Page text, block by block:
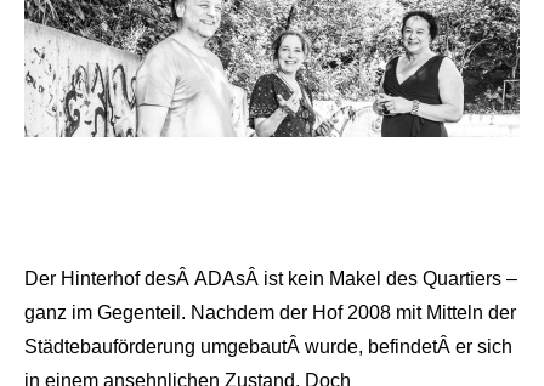
Der Hinterhof desÂ ADAsÂ ist kein Makel des Quartiers –
ganz im Gegenteil. Nachdem der Hof 2008 mit Mitteln der
Städtebauförderung umgebautÂ wurde, befindetÂ er sich
in einem ansehnlichen Zustand. Doch